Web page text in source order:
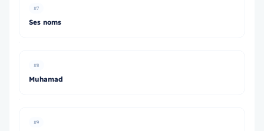
#7
Ses noms
#8
Muhamad
#9